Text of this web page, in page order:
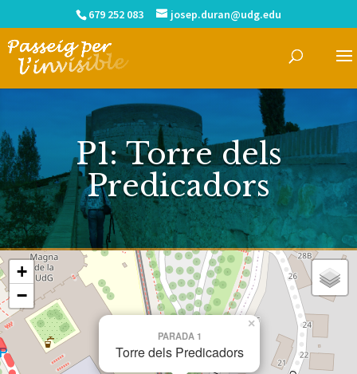
679 252 083 josep.duran@udg.edu
P1: Torre dels
Predicadors
PARADA 1
Torre dels Predicadors
×
+
−